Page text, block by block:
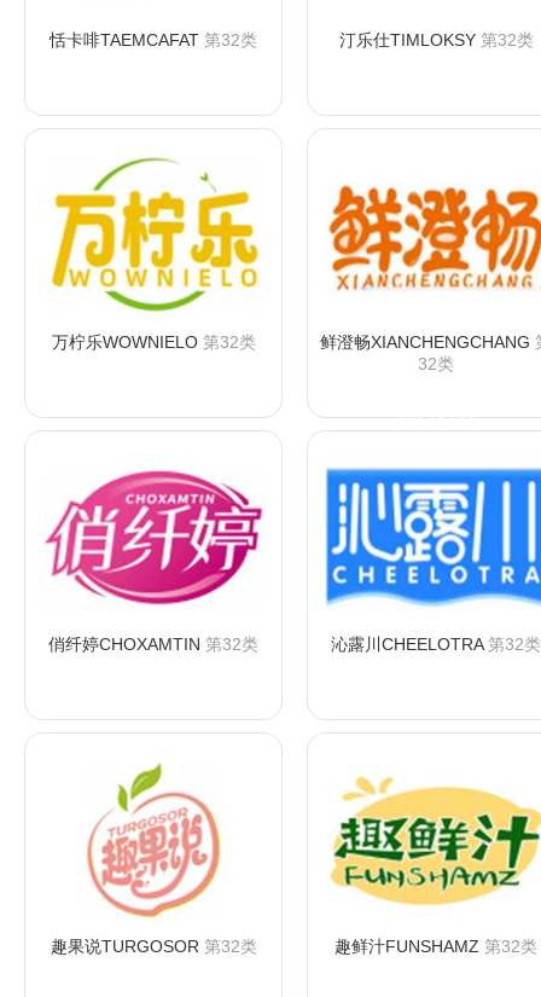
恬卡啡TAEMCAFAT 第32类 汀乐仕TIMLOKSY第32类
万柠乐WOWNIELO第32类 鲜澄畅XIANCHENGCHANG
32类
俏纤婷CHOXAMTIN 第32类 沁露川CHEELOTRA第32类
趣果说TURGOSOR 第32类 趣鲜汁FUNSHAMZ 第32类